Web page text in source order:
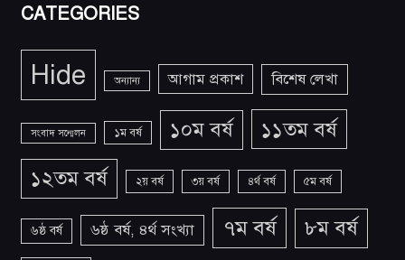
CATEGORIES
Hide অন্যান্য আগাম প্রকাশ বিশেষ লেখা
সংবাদ সন্মেলন ১ম বর্ষ ১০ম বর্ষ ১১তম বর্ষ
১২তম বর্ষ ২য় বর্ষ ৩য় বর্ষ ৪র্থ বর্ষ ৫ম বর্ষ
৬ষ্ঠ বর্ষ ৬ষ্ঠ বর্ষ, ৪র্থ সংখ্যা ৭ম বর্ষ ৮ম বর্ষ